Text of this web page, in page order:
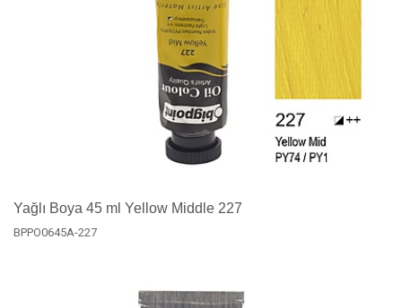
Yağlı Boya 45 ml Yellow Middle 227
BPPO0645A-227